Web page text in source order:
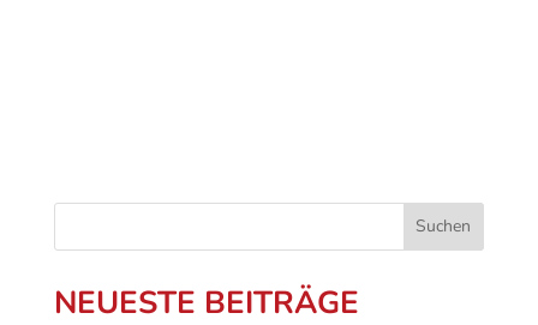
Suchen
NEUESTE BEITRÄGE